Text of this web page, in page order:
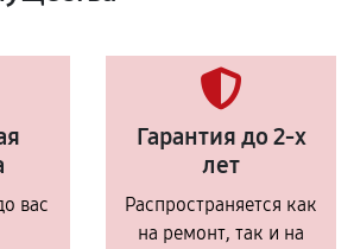
вас
Гарантия до 2-х
лет
Распространяется как
на ремонт, так и на